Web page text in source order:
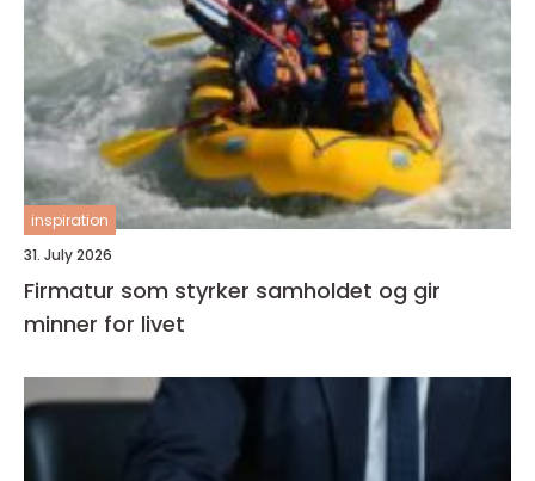
inspiration
31. July 2026
Firmatur som styrker samholdet og gir
minner for livet